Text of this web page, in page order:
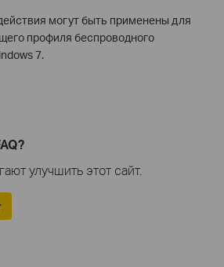
могут быть применены для
профиля беспроводного
7.
улучшить этот сайт.